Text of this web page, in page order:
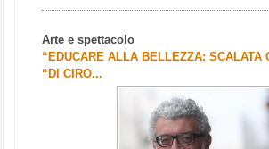
Arte e spettacolo
“EDUCARE ALLA BELLEZZA: SCALATA
“DI CIRO...